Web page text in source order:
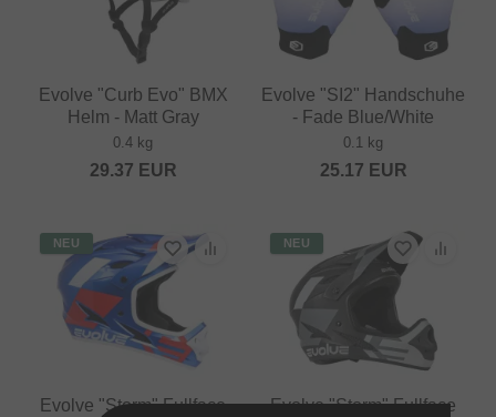
Evolve "Curb Evo" BMX
Helm - Matt Gray
0.4 kg
29.37 EUR
Evolve "SI2" Handschuhe
- Fade Blue/White
0.1 kg
25.17 EUR
NEU
Evolve "Storm" Fullface
NEU
Evolve "Storm" Fullface